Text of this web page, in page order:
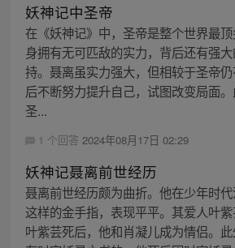
妖神记中圣帝
在《妖神记》中，圣帝是整个世界最
身拥有无可匹敌的实力，背后还有强
持。聂离虽实力强大，但相较于圣帝
后不断努力提升自己，试图改变局面
圣...
1 个回答 2024年08月17日 02:29
妖神记聂离前世经历
聂离前世经历颇为曲折。他在少年时
这样的金手指，表现平平。其爱人叶
叶紫芸死后，他和肖凝儿成为情侣。